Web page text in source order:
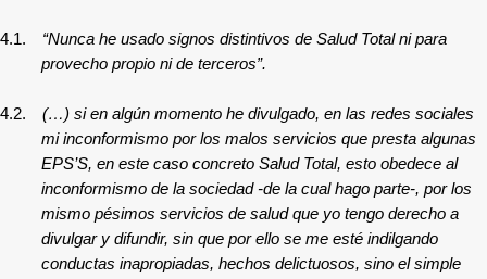
4.1.
“Nunca he usado signos distintivos de Salud Total ni para
provecho propio ni de terceros”.
4.2.
(…) si en algún momento he divulgado, en las redes sociales
mi inconformismo por los malos servicios que presta algunas
EPS’S, en este caso concreto Salud Total, esto obedece al
inconformismo de la sociedad -de la cual hago parte-, por los
mismo pésimos servicios de salud que yo tengo derecho a
divulgar y difundir, sin que por ello se me esté indilgando
conductas inapropiadas, hechos delictuosos, sino el simple